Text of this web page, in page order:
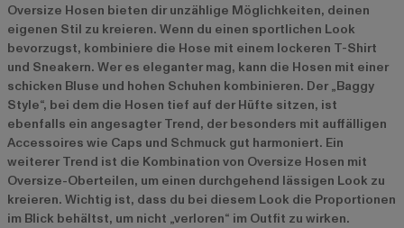
Oversize Hosen bieten dir unzählige Möglichkeiten, deinen
eigenen Stil zu kreieren. Wenn du einen sportlichen Look
bevorzugst, kombiniere die Hose mit einem lockeren T-Shirt
und Sneakern. Wer es eleganter mag, kann die Hosen mit einer
schicken Bluse und hohen Schuhen kombinieren. Der „Baggy
Style“, bei dem die Hosen tief auf der Hüfte sitzen, ist
ebenfalls ein angesagter Trend, der besonders mit auffälligen
Accessoires wie Caps und Schmuck gut harmoniert. Ein
weiterer Trend ist die Kombination von Oversize Hosen mit
Oversize-Oberteilen, um einen durchgehend lässigen Look zu
kreieren. Wichtig ist, dass du bei diesem Look die Proportionen
im Blick behältst, um nicht „verloren“ im Outfit zu wirken.